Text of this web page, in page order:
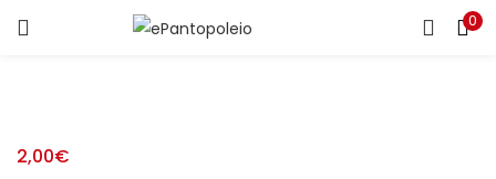
0
ΣΎΝΔΕΣΗ ΕΓΓΡΑΦΉ
2,00€